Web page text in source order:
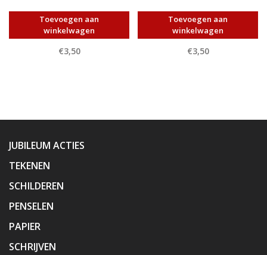
Toevoegen aan
winkelwagen
€3,50
Toevoegen aan
winkelwagen
€3,50
JUBILEUM ACTIES
TEKENEN
SCHILDEREN
PENSELEN
PAPIER
SCHRIJVEN